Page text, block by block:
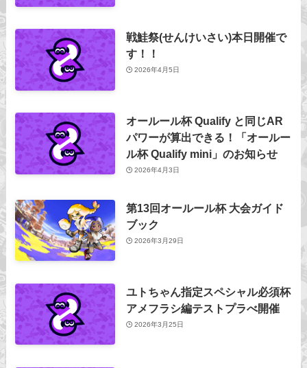
戦鮭祭(せんけいさい)本日開催で
す！！
2026年4月5日
オールール杯 Qualify と同じAR
パワーが算出できる！「オールー
ル杯 Qualify mini」のお知らせ
2026年4月3日
第13回オールール杯 大会ガイド
ブック
2026年3月29日
ユトちゃん指定スペシャル必須杯
アメフラシ編テストプラべ開催
2026年3月25日